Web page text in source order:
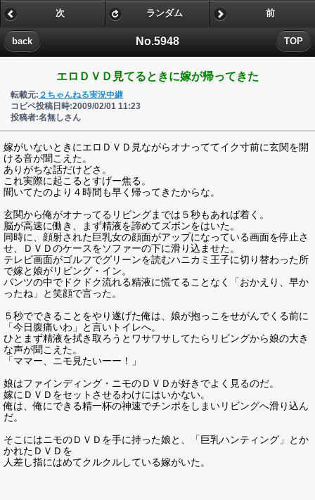
No.5948
back TOP
次 ランダム 前
エロＤＶＤ見てるときに嫁が帰ってきた
転載元: ２ちゃんねる実況中継
コピペ投稿日時:2009/02/01 11:23
投稿者:名無しさん
嫁がいないときにエロＤＶＤ見ながらオナっててイク寸前に玄関を開
ける音が聞こえた。
ありがちな話だけどさ。
これ実際に起こるとすげー焦る。
聞いてたのより４時間も早く帰ってきたからな。
玄関から俺がオナってるリビングまでは５秒もあれば着く。
脳が高速に働き、まず精液を諦めてズボンをはいた。
同時に、顔射された巨乳女の顔面がアップになっている画面を停止さ
せ、ＤＶＤのケースをソファーの下に滑り込ませた。
テレビ画面がゴルフでグリーンを読むハニカミ王子に切り替わった所
で嫁と娘がリビング・イン。
パンツの中でドクドク流れる精液に慌てることなく「おかえり、早か
ったね」と笑顔で言った。
５秒でできることをやり遂げた俺は、娘が抱っこをせがんでくる前に
「今日腹痛いわ」と言いトイレへ。
ひとまず精液を拭き取ろうとワサワサしてたらリビングから娘の大き
な声が聞こえた。
「ママー、ニモ見たいーー！」
娘はファインディング・ニモのＤＶＤが好きでよく見るのだ。
嫁にＤＶＤをセットさせるわけにはいかない。
俺は、俺にできる精一杯の神速でチンポをしまいリビングへ滑り込ん
だ。
そこにはニモのＤＶＤを手に持った娘と、「巨乳ハンティング」とか
かれたＤＶＤを
人差し指にはめてクルクルしている嫁がいた。